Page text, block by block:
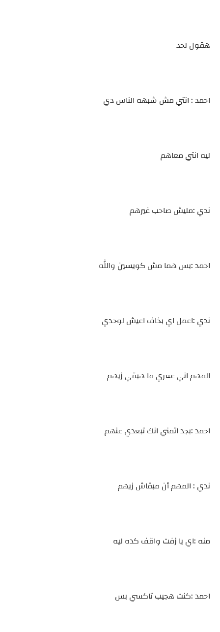
هقول لحد
احمد : انتي مش شبهه الناس دي
ليه انتي معاهم
ندي :مليش صاحب غيرهم
احمد :بس هما مش كويسين والله
ندي :اعمل اي بخاف اعيش لوحدي
المهم اني عمري ما هبقي زيهم
احمد :بجد اتمني انك تبعدي عنهم
ندي : المهم أن مبقاش زيهم
منه :اي يا زفت واقف كده ليه
احمد :كنت هجيب تاكسي بس